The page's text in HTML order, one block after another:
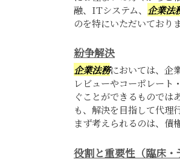
融、ITシステム、 企業法
のを特にいただいておりま
紛争解決
企業法務においては、企
レビューやコーポレート
ぐことができるものでは
も、解決を目指して代理
まず考えられるのは、債
役割と重要性（臨床・